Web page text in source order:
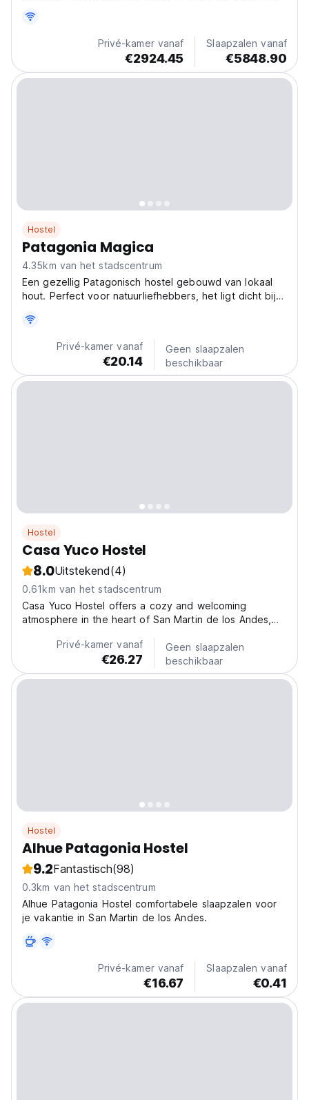
en gastvrije sfeer, ideaal om in contact te komen met
andere reizigers en Patagonië Argentinië te...
Privé-kamer vanaf
€2924.45
Slaapzalen vanaf
€5848.90
Hostel
Patagonia Magica
4.35km van het stadscentrum
Een gezellig Patagonisch hostel gebouwd van lokaal
hout. Perfect voor natuurliefhebbers, het ligt dicht bij
(Auto-translated from original language)
Privé-kamer vanaf
€20.14
Geen slaapzalen
beschikbaar
Hostel
Casa Yuco Hostel
8.0Uitstekend(4)
0.61km van het stadscentrum
Casa Yuco Hostel offers a cozy and welcoming
atmosphere in the heart of San Martin de los Andes,
and restaurants. Guests enjoy clean and comfortable
rooms, a well-equipped kitchen, and spacious shared
areas...
Privé-kamer vanaf
€26.27
Geen slaapzalen
beschikbaar
Hostel
Alhue Patagonia Hostel
9.2Fantastisch(98)
0.3km van het stadscentrum
Alhue Patagonia Hostel comfortabele slaapzalen voor
je vakantie in San Martin de los Andes.
Privé-kamer vanaf
€16.67
Slaapzalen vanaf
€0.41